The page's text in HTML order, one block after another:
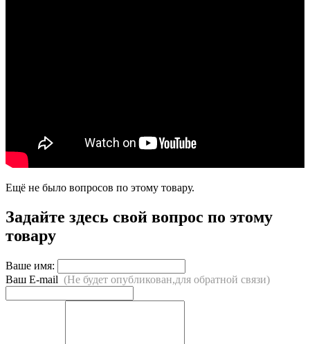
Ещё не было вопросов по этому товару.
Задайте здесь свой вопрос по этому
товару
Ваше имя:
Ваш E-mail (Не будет опубликован,для обратной связи)